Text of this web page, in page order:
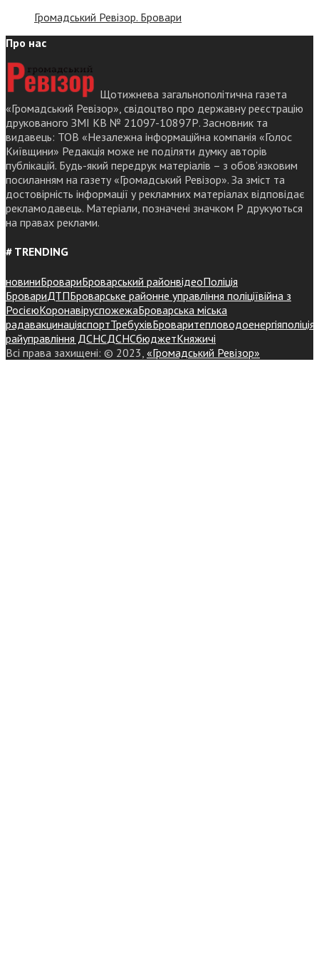
Громадський Ревізор. Бровари
Про нас
Щотижнева загальнополітична газета
«Громадський Ревізор», свідоцтво про державну реєстрацію
друкованого ЗМІ КВ № 21097-10897Р. Засновник та
видавець: ТОВ «Незалежна інформаційна компанія «Голос
Київщини» Редакція може не поділяти думку авторів
публікацій. Будь-який передрук матеріалів – з обов’язковим
посиланням на газету «Громадський Ревізор». За зміст та
достовірність інформації у рекламних матеріалах відповідає
рекламодавець. Матеріали, позначені значком Р друкуються
на правах реклами.
# TRENDING
новиниБровариБроварський районвідеоПоліція
БровариДТПБроварське районне управління поліціївійна з
РосієюКоронавіруспожежаБроварська міська
радавакцинаціяспортТребухівБроваритепловодоенергіяполіція
райуправління ДСНСДСНСбюджетКняжичі
Всі права захищені: © 2023, «Громадський Ревізор»